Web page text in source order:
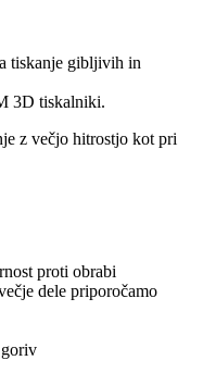
tiskanje gibljivih in
3D tiskalniki.
z večjo hitrostjo kot pri
proti obrabi
dele priporočamo